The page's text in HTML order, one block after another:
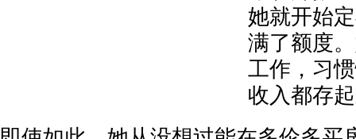
她就开始
满了额度
工作，习
收入都存